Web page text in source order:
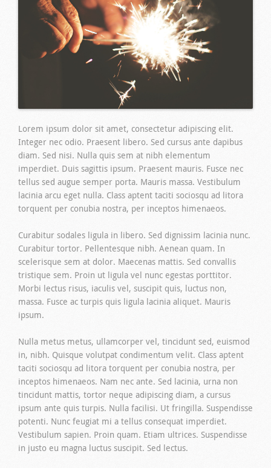
Lorem ipsum dolor sit amet, consectetur adipiscing elit.
Integer nec odio. Praesent libero. Sed cursus ante dapibus
diam. Sed nisi. Nulla quis sem at nibh elementum
imperdiet. Duis sagittis ipsum. Praesent mauris. Fusce nec
tellus sed augue semper porta. Mauris massa. Vestibulum
lacinia arcu eget nulla. Class aptent taciti sociosqu ad litora
torquent per conubia nostra, per inceptos himenaeos.
Curabitur sodales ligula in libero. Sed dignissim lacinia nunc.
Curabitur tortor. Pellentesque nibh. Aenean quam. In
scelerisque sem at dolor. Maecenas mattis. Sed convallis
tristique sem. Proin ut ligula vel nunc egestas porttitor.
Morbi lectus risus, iaculis vel, suscipit quis, luctus non,
massa. Fusce ac turpis quis ligula lacinia aliquet. Mauris
ipsum.
Nulla metus metus, ullamcorper vel, tincidunt sed, euismod
in, nibh. Quisque volutpat condimentum velit. Class aptent
taciti sociosqu ad litora torquent per conubia nostra, per
inceptos himenaeos. Nam nec ante. Sed lacinia, urna non
tincidunt mattis, tortor neque adipiscing diam, a cursus
ipsum ante quis turpis. Nulla facilisi. Ut fringilla. Suspendisse
potenti. Nunc feugiat mi a tellus consequat imperdiet.
Vestibulum sapien. Proin quam. Etiam ultrices. Suspendisse
in justo eu magna luctus suscipit. Sed lectus.